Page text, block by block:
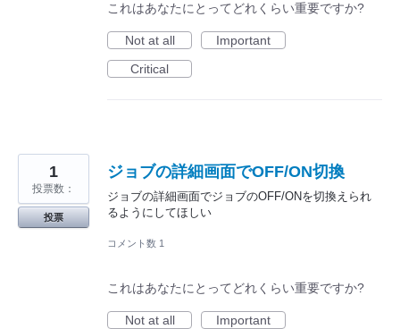
これはあなたにとってどれくらい重要ですか?
Not at all
Important
Critical
ジョブの詳細画面でOFF/ON切換
ジョブの詳細画面でジョブのOFF/ONを切換えられ
るようにしてほしい
1
投票数：
投票
コメント数 1
これはあなたにとってどれくらい重要ですか?
Not at all
Important